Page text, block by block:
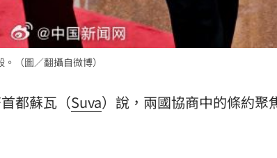
（圖／翻攝自微博）
都蘇瓦（Suva）說，兩國協商中的條約聚